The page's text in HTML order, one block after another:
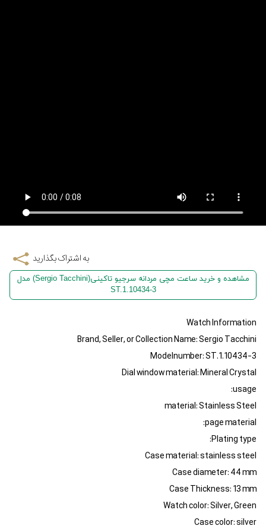
به اشتراک بگذارید
مشاهده و خرید ساعت مچی مردانه سرجیو تاکینی(Sergio Tacchini) مدل
ST.1.10434-3
Watch Information
Brand, Seller, or Collection Name: Sergio Tacchini
Modelnumber: ST.1.10434-3
Dial window material: Mineral Crystal
usage:
material: Stainless Steel
page material:
Plating type:
Case material: stainless steel
Case diameter: 44 mm
Case Thickness: 13 mm
Watch color: Silver, Green
Case color: silver